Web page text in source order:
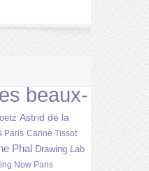
beaux-
Astrid de la
Paris Carine Tissot
Phal Drawing Lab
Now Paris